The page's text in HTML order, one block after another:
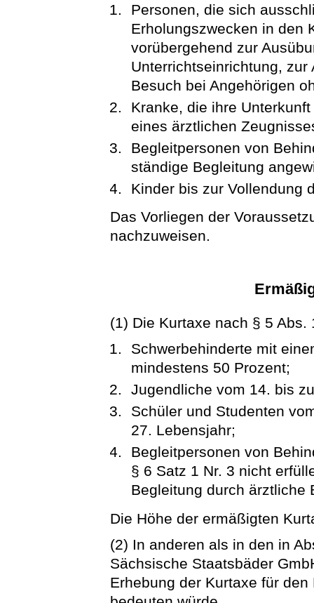
Personen, die sich
Erholungszwecken in den
vorübergehend zur
Unterrichtseinrichtung,
Besuch bei Angehörigen
Kranke, die ihre
eines ärztlichen
Begleitpersonen von
ständige Begleitung
Kinder bis zur Vollendung
Das Vorliegen der
nachzuweisen.
(1) Die Kurtaxe nach § 5
Schwerbehinderte mit
mindestens 50 Prozent;
Jugendliche vom 14. bis
Schüler und Studenten
27. Lebensjahr;
Begleitpersonen von
§ 6 Satz 1 Nr. 3 nicht
Begleitung durch ärztliche
Die Höhe der ermäßigten
(2) In anderen als in den in
Sächsische Staatsbäder
Erhebung der Kurtaxe für